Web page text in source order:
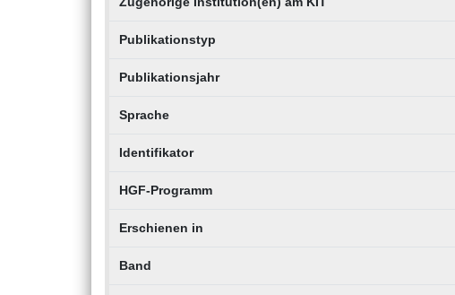
Publikationstyp
Publikationsjahr
Sprache
Identifikator
HGF-Programm
Erschienen in
Band